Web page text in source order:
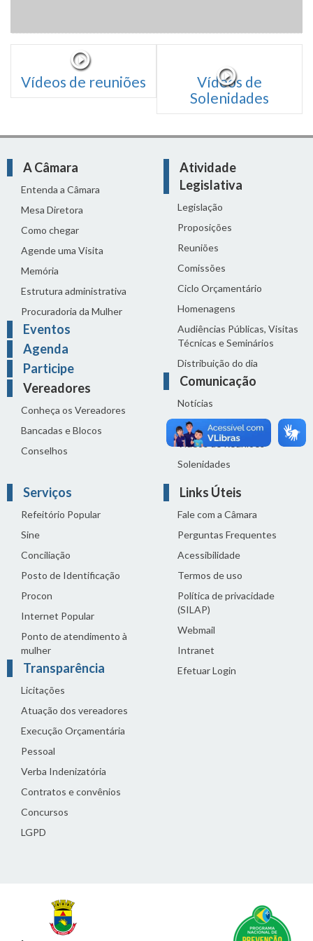
Vídeos de reuniões
Vídeos de
Solenidades
A Câmara
Entenda a Câmara
Mesa Diretora
Como chegar
Agende uma Visita
Memória
Estrutura administrativa
Procuradoria da Mulher
Eventos
Agenda
Participe
Vereadores
Conheça os Vereadores
Bancadas e Blocos
Conselhos
Atividade
Legislativa
Legislação
Proposições
Reuniões
Comissões
Ciclo Orçamentário
Homenagens
Audiências Públicas, Visitas
Técnicas e Seminários
Distribuição do dia
Comunicação
Notícias
Sala de Imprensa
Vídeos de Reuniões
Solenidades
Serviços
Refeitório Popular
Sine
Conciliação
Posto de Identificação
Procon
Internet Popular
Ponto de atendimento à
mulher
Transparência
Licitações
Atuação dos vereadores
Execução Orçamentária
Pessoal
Verba Indenizatória
Contratos e convênios
Concursos
LGPD
Links Úteis
Fale com a Câmara
Perguntas Frequentes
Acessibilidade
Termos de uso
Política de privacidade
(SILAP)
Webmail
Intranet
Efetuar Login